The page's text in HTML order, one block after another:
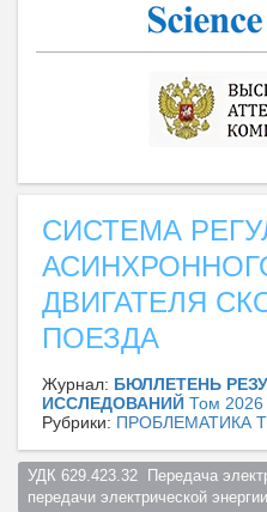
СИСТЕМА
ДВИГАТЕЛЯ
ПОЕЗДА
Журнал: БЮЛЛЕТЕНЬ
ИССЛЕДОВАНИЙ Том
Рубрики: ПРОБЛЕМАТИКА
УДК 629.423.32  Передача
передачи электрической